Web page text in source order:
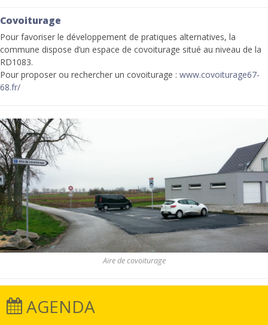
Covoiturage
Pour favoriser le développement de pratiques alternatives, la
commune dispose d’un espace de covoiturage situé au niveau de la
RD1083.
Pour proposer ou rechercher un covoiturage : www.covoiturage67-
68.fr/
Aire de covoiturage
AGENDA